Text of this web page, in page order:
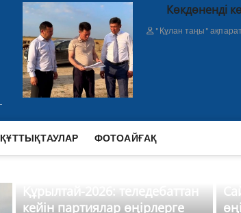
Көкдөненді
"Құлан таңы"
ҚҰТТЫҚТАУЛАР ФОТОАЙҒАҚ
Құрылтай-2026: теледебаттан
кейін партиялар өңірлерге